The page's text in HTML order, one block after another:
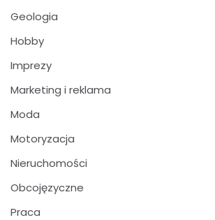
Geologia
Hobby
Imprezy
Marketing i reklama
Moda
Motoryzacja
Nieruchomości
Obcojęzyczne
Praca